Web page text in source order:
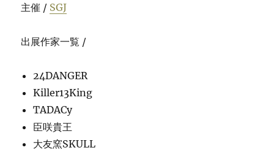
主催 / SGJ
出展作家一覧 /
24DANGER
Killer13King
TADACy
臣咲貴王
大友窯SKULL